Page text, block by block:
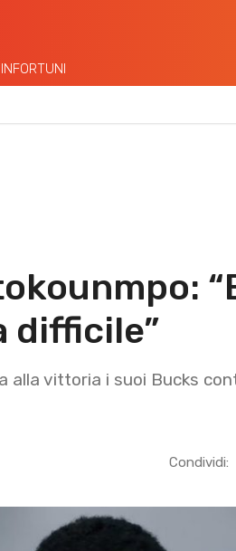
INFORTUNI
difficile”
alla vittoria i suoi Bucks
Condividi: